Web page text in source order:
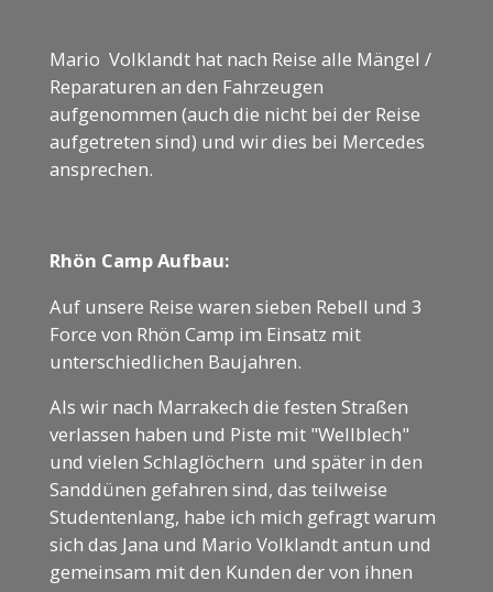
Mario Volklandt hat nach Reise alle Mängel /
Reparaturen an den Fahrzeugen
aufgenommen (auch die nicht bei der Reise
aufgetreten sind) und wir dies bei Mercedes
ansprechen.
Rhön Camp Aufbau:
Auf unsere Reise waren sieben Rebell und 3
Force von Rhön Camp im Einsatz mit
unterschiedlichen Baujahren.
Als wir nach Marrakech die festen Straßen
verlassen haben und Piste mit "Wellblech"
und vielen Schlaglöchern und später in den
Sanddünen gefahren sind, das teilweise
Studentenlang, habe ich mich gefragt warum
sich das Jana und Mario Volklandt antun und
gemeinsam mit den Kunden der von ihnen